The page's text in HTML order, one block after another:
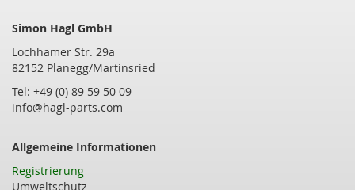
Simon Hagl GmbH
Lochhamer Str. 29a
82152 Planegg/Martinsried
Tel: +49 (0) 89 59 50 09
info@hagl-parts.com
Allgemeine Informationen
Registrierung
Umweltschutz